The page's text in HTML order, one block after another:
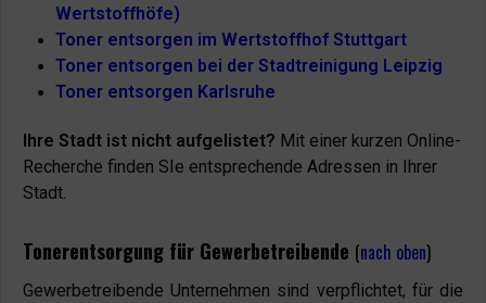
Wertstoffhöfe)
Toner entsorgen im Wertstoffhof Stuttgart
Toner entsorgen bei der Stadtreinigung Leipzig
Toner entsorgen Karlsruhe
Ihre Stadt ist nicht aufgelistet? Mit einer kurzen Online-
Recherche finden SIe entsprechende Adressen in Ihrer
Stadt.
Tonerentsorgung für Gewerbetreibende (nach oben)
Gewerbetreibende Unternehmen sind verpflichtet, für die